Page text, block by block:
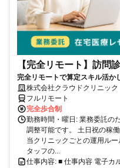
【完全リモート】訪問
完全リモートで算定スキル活か
完全リモート｜在宅医療レセプ
株式会社クラウドクリニック
フルリモート
完全歩合制
勤務時間・曜日: 業務委託の
調整可能です。 土日祝の稼
当クリニックごとの運用ル
タッフの...
仕事内容: ■ 仕事内容 電子カ